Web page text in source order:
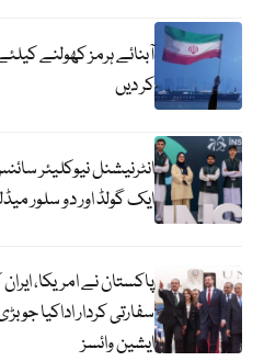
کر دیں
ایک گولڈ اور دو سلور
پاکستان نے امریکا،
سفارتی کردار اداکیا جو
ایشین وائسز